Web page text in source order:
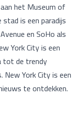
het Museum of
is een paradijs
en SoHo als
York City is een
tot de trendy
New York City is een
te ontdekken.